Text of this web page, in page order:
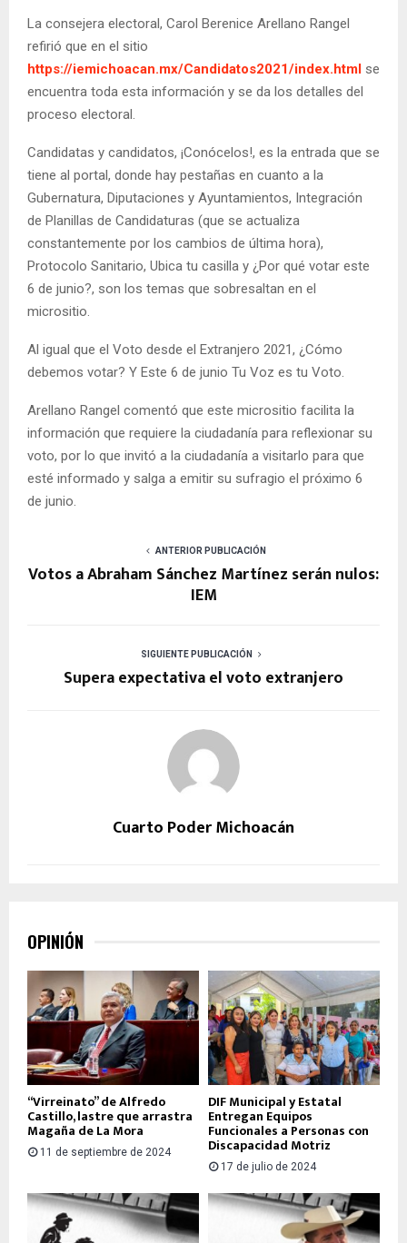
La consejera electoral, Carol Berenice Arellano Rangel
refirió que en el sitio
https://iemichoacan.mx/Candidatos2021/index.html se
encuentra toda esta información y se da los detalles del
proceso electoral.
Candidatas y candidatos, ¡Conócelos!, es la entrada que se
tiene al portal, donde hay pestañas en cuanto a la
Gubernatura, Diputaciones y Ayuntamientos, Integración
de Planillas de Candidaturas (que se actualiza
constantemente por los cambios de última hora),
Protocolo Sanitario, Ubica tu casilla y ¿Por qué votar este
6 de junio?, son los temas que sobresaltan en el
micrositio.
Al igual que el Voto desde el Extranjero 2021, ¿Cómo
debemos votar? Y Este 6 de junio Tu Voz es tu Voto.
Arellano Rangel comentó que este micrositio facilita la
información que requiere la ciudadanía para reflexionar su
voto, por lo que invitó a la ciudadanía a visitarlo para que
esté informado y salga a emitir su sufragio el próximo 6
de junio.
ANTERIOR PUBLICACIÓN
Votos a Abraham Sánchez Martínez serán nulos:
IEM
SIGUIENTE PUBLICACIÓN
Supera expectativa el voto extranjero
Cuarto Poder Michoacán
OPINIÓN
“Virreinato” de Alfredo
Castillo, lastre que arrastra
Magaña de La Mora
11 de septiembre de 2024
DIF Municipal y Estatal
Entregan Equipos
Funcionales a Personas con
Discapacidad Motriz
17 de julio de 2024